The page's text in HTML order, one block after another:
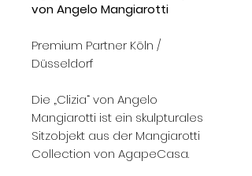
von Angelo Mangiarotti
Premium Partner Köln /
Düsseldorf
Die „Clizia“ von Angelo
Mangiarotti ist ein skulpturales
Sitzobjekt aus der Mangiarotti
Collection von AgapeCasa.